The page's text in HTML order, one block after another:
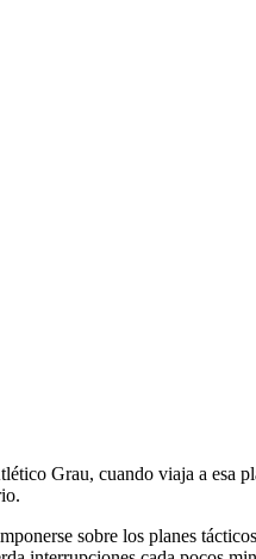
Grau, cuando viaja a esa
sobre los planes